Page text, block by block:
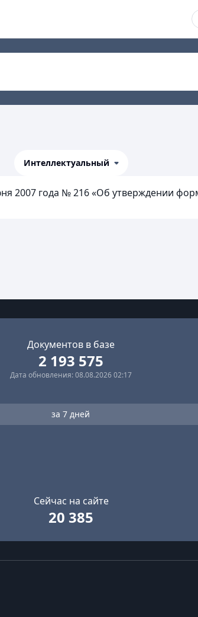
Интеллектуальный
2007 года № 216 «Об утверждении
Документов в базе
2 193 575
Дата обновления: 08.08.2026 02:17
за 7 дней
Сейчас на сайте
20 385